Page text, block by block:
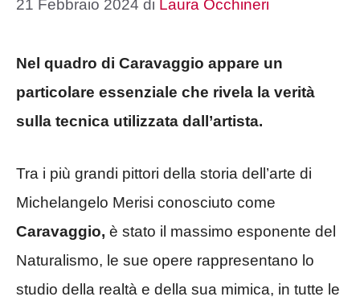
21 Febbraio 2024 di Laura Occhineri
Nel quadro di Caravaggio appare un
particolare essenziale che rivela la verità
sulla tecnica utilizzata dall’artista.
Tra i più grandi pittori della storia dell’arte di
Michelangelo Merisi conosciuto come
Caravaggio, è stato il massimo esponente del
Naturalismo, le sue opere rappresentano lo
studio della realtà e della sua mimica, in tutte le